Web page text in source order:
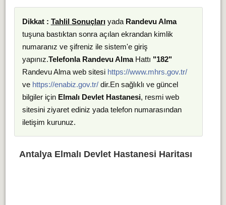
Dikkat : Tahlil Sonuçlarıyada Randevu Alma
tuşuna bastıktan sonra açılan ekrandan kimlik
numaranız ve şifreniz ile sistem'e giriş
yapınız.Telefonla Randevu AlmaHattı "182"
Randevu Alma web sitesi https://www.mhrs.gov.tr/
ve https://enabiz.gov.tr/dir.En sağlıklı ve güncel
bilgiler için Elmalı Devlet Hastanesi, resmi web
sitesini ziyaret ediniz yada telefon numarasından
iletişim kurunuz.
Antalya Elmalı Devlet Hastanesi Haritası